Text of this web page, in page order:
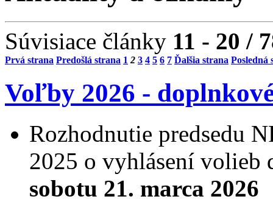
Súvisiace články 11 - 20 /
Prvá strana Predošlá strana 1 2 3 4 5 6 7 Ďalšia strana Posledná
Voľby 2026 -
Rozhodnutie predsedu
2025 o vyhlásení volieb
sobotu 21. marca 2026